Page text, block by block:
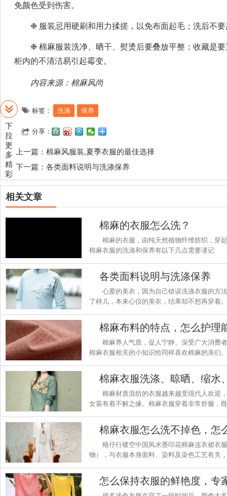
免颜色受到伤害。
❉ 服装忌用硬刷和用力揉搓，以免布面起毛；洗后不
❉ 棉麻服装洗净、晒干、熨烫后要叠放平整；收藏是
柜内的不清洁易引起霉变。
内容来源：棉麻风尚
标签： 洗涤 保养
分享：
上一篇： 棉麻风服装,夏季衣服的最佳选择
下一篇： 各类面料说明与洗涤保养
下
拉
更
多
精
彩
相关文章
棉麻的衣服怎么洗？
棉麻的衣服，由纯天然植物纤维纺织，穿
棉麻衣服的洗涤和保养有以下几点需要谨记
各类面料说明与洗涤保养
心爱的美衣，因为自己错误洗涤衣服的方
了样儿，本来心仪的美衣，结果却不想再穿着
棉麻养人气质，促人宁静。深受广大消费
棉麻衣服相关的小知识给同样喜欢棉麻的亲们。
棉麻材质混纺的衣服越来越受现代人欢迎
女装有着不解之缘。棉麻衣服穿着非常舒服，
衣服时比较关心的问题。今天，小编带您来看
的知识。
格仔行镂空中国风水墨印花棉麻连衣裙衣
物），与衣服本身面料、染料及染色工艺有关
应避免大力揉搓；4、选择中性洗涤剂，尽量